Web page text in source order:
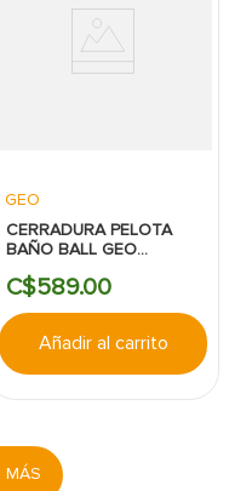
GEO
CERRADURA PELOTA
BAÑO BALL GEO
C$589.00
Añadir al carrito
MÁS